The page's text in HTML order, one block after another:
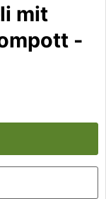
mit
-